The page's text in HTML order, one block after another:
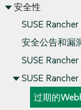
安全性
SUSE
安全公告和漏
SUSE
SUSE
过期的